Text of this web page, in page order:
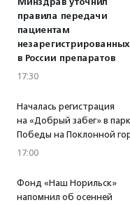
правила передачи
пациентам
незарегистрированных
в России препаратов
17:30
Началась регистрация
на «Добрый забег» в
Победы на Поклонной
17:00
Фонд «Наш Норильск»
напомнил об осенней